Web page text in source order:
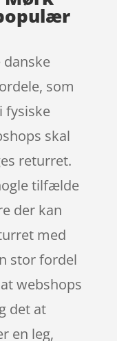
som
fysiske
skal
returret.
tilfælde
der kan
med
stor fordel
webshops
det at
en leg,